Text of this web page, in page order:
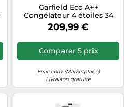
Garfield Eco A++
Congélateur 4 étoiles 34
litres compact - argenté
A++
209,99 €
Comparer 5 prix
Fnac.com (Marketplace)
Livraison gratuite